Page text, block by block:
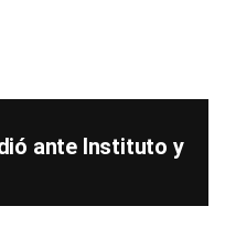
ante Instituto y